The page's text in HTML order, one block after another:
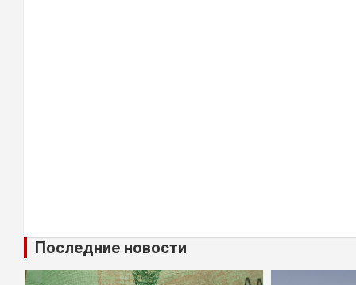
Последние новости